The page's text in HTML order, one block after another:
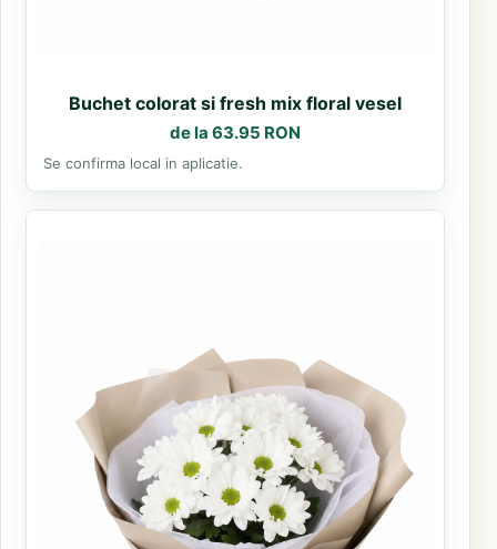
Buchet colorat si fresh mix floral vesel
de la 63.95 RON
Se confirma local in aplicatie.